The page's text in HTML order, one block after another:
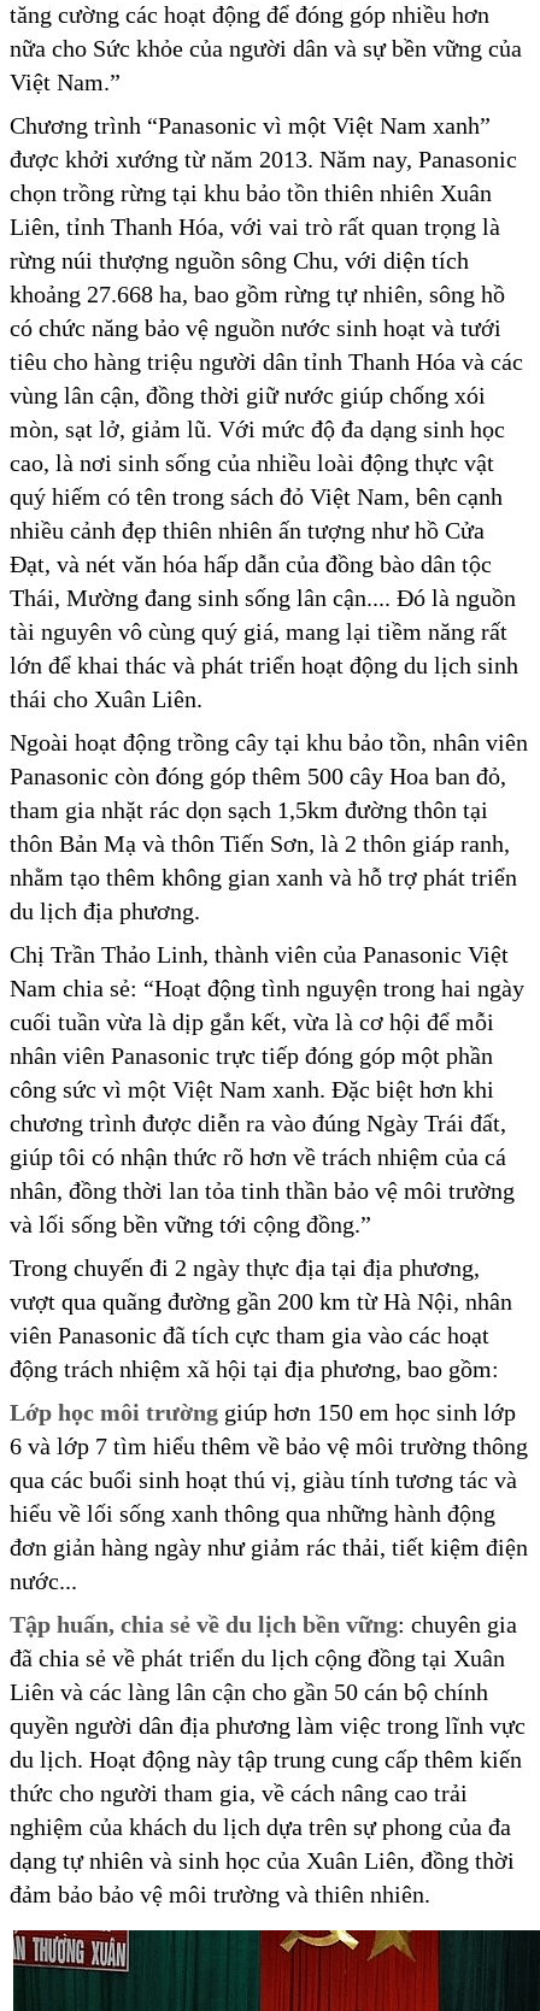
tăng cường các hoạt động để đóng góp nhiều hơn
nữa cho Sức khỏe của người dân và sự bền vững của
Việt Nam.”
Chương trình “Panasonic vì một Việt Nam xanh”
được khởi xướng từ năm 2013. Năm nay, Panasonic
chọn trồng rừng tại khu bảo tồn thiên nhiên Xuân
Liên, tỉnh Thanh Hóa, với vai trò rất quan trọng là
rừng núi thượng nguồn sông Chu, với diện tích
khoảng 27.668 ha, bao gồm rừng tự nhiên, sông hồ
có chức năng bảo vệ nguồn nước sinh hoạt và tưới
tiêu cho hàng triệu người dân tỉnh Thanh Hóa và các
vùng lân cận, đồng thời giữ nước giúp chống xói
mòn, sạt lở, giảm lũ. Với mức độ đa dạng sinh học
cao, là nơi sinh sống của nhiều loài động thực vật
quý hiếm có tên trong sách đỏ Việt Nam, bên cạnh
nhiều cảnh đẹp thiên nhiên ấn tượng như hồ Cửa
Đạt, và nét văn hóa hấp dẫn của đồng bào dân tộc
Thái, Mường đang sinh sống lân cận.... Đó là nguồn
tài nguyên vô cùng quý giá, mang lại tiềm năng rất
lớn để khai thác và phát triển hoạt động du lịch sinh
thái cho Xuân Liên.
Ngoài hoạt động trồng cây tại khu bảo tồn, nhân viên
Panasonic còn đóng góp thêm 500 cây Hoa ban đỏ,
tham gia nhặt rác dọn sạch 1,5km đường thôn tại
thôn Bản Mạ và thôn Tiến Sơn, là 2 thôn giáp ranh,
nhằm tạo thêm không gian xanh và hỗ trợ phát triển
du lịch địa phương.
Chị Trần Thảo Linh, thành viên của Panasonic Việt
Nam chia sẻ: “Hoạt động tình nguyện trong hai ngày
cuối tuần vừa là dịp gắn kết, vừa là cơ hội để mỗi
nhân viên Panasonic trực tiếp đóng góp một phần
công sức vì một Việt Nam xanh. Đặc biệt hơn khi
chương trình được diễn ra vào đúng Ngày Trái đất,
giúp tôi có nhận thức rõ hơn về trách nhiệm của cá
nhân, đồng thời lan tỏa tinh thần bảo vệ môi trường
và lối sống bền vững tới cộng đồng.”
Trong chuyến đi 2 ngày thực địa tại địa phương,
vượt qua quãng đường gần 200 km từ Hà Nội, nhân
viên Panasonic đã tích cực tham gia vào các hoạt
động trách nhiệm xã hội tại địa phương, bao gồm:
Lớp học môi trường giúp hơn 150 em học sinh lớp
6 và lớp 7 tìm hiểu thêm về bảo vệ môi trường thông
qua các buổi sinh hoạt thú vị, giàu tính tương tác và
hiểu về lối sống xanh thông qua những hành động
đơn giản hàng ngày như giảm rác thải, tiết kiệm điện
nước...
Tập huấn, chia sẻ về du lịch bền vững: chuyên gia
đã chia sẻ về phát triển du lịch cộng đồng tại Xuân
Liên và các làng lân cận cho gần 50 cán bộ chính
quyền người dân địa phương làm việc trong lĩnh vực
du lịch. Hoạt động này tập trung cung cấp thêm kiến
thức cho người tham gia, về cách nâng cao trải
nghiệm của khách du lịch dựa trên sự phong của đa
dạng tự nhiên và sinh học của Xuân Liên, đồng thời
đảm bảo bảo vệ môi trường và thiên nhiên.